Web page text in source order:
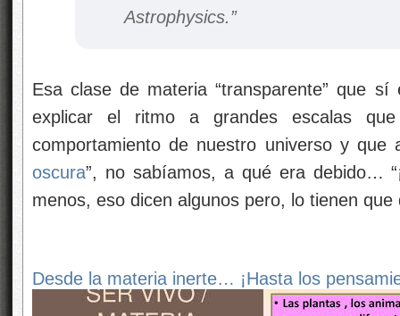
Astrophysics.”
Esa clase de materia “transparente” que
explicar el ritmo a grandes escalas
comportamiento de nuestro universo y que
oscura”, no sabíamos, a qué era debido…
menos, eso dicen algunos pero, lo tienen que
Desde la materia inerte… ¡Hasta los